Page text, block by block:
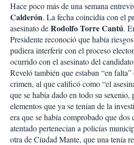
a
r
t
i
r
Hace poco más de una semana
Calderón. La fecha coincidía con el
asesinato deRodolfo Torre Cantú.
Presidente reconoció que había
pudiera interferir con el proceso
ocurrido con el asesinato del
Reveló también que estaban “en
crimen, al que calificó como “el
que se había dado en todo su sexenio,
elementos que ya se tenían de la
era que se había comprobado que dos
atentado pertenecían a policías
otra de Ciudad Mante, que una tenía